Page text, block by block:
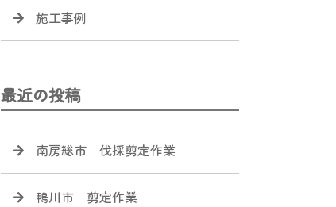
施工事例
最近の投稿
南房総市 伐採剪定作業
鴨川市 剪定作業